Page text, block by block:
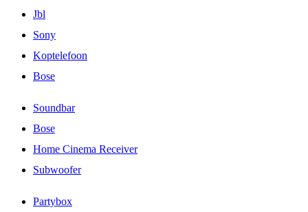
Jbl
Sony
Koptelefoon
Bose
Soundbar
Bose
Home Cinema Receiver
Subwoofer
Partybox